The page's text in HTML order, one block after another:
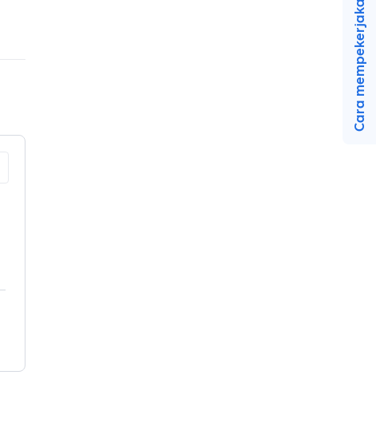
Cara mempekerjakan